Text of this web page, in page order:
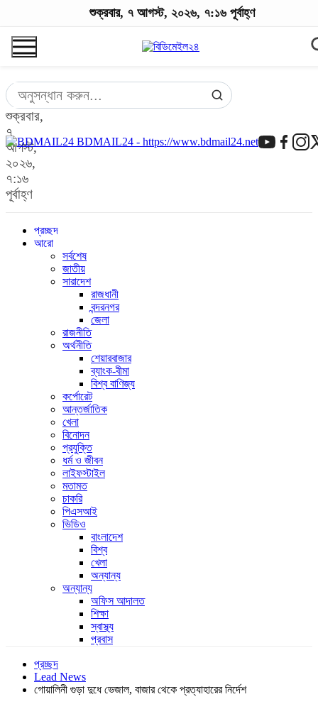
শুক্রবার,
৭
আগস্ট,
২০২৬,
৭:১৬
পূর্বাহ্ণ
BDMAIL24 - https://www.bdmail24.net
প্রচ্ছদ
আরো
সর্বশেষ
জাতীয়
সারাদেশ
রাজধানী
বন্দরনগর
জেলা
রাজনীতি
অর্থনীতি
শেয়ারবাজার
ব্যাংক-বীমা
বিশ্ব বাণিজ্য
কর্পোরেট
আন্তর্জাতিক
খেলা
বিনোদন
প্রযুক্তি
ধর্ম ও জীবন
লাইফস্টাইল
মতামত
চাকরি
পিএসআই
ভিডিও
বাংলাদেশ
বিশ্ব
খেলা
অন্যান্য
অন্যান্য
অফিস আদালত
শিক্ষা
স্বাস্থ্য
প্রবাস
শুক্রবার, ৭ আগস্ট, ২০২৬, ৭:১৬ পূর্বাহ্ণ
প্রচ্ছদ
Lead News
গোয়ালিনী গুড়া দুধে ভেজাল, বাজার থেকে প্রত্যাহারের নির্দেশ